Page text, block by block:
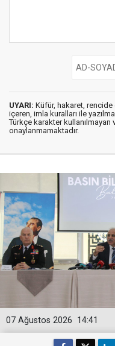
UYARI: Küfür, hakaret, rencide
içeren, imla kuralları ile
Türkçe karakter kullanılmayan
onaylanmamaktadır.
14:41
07 Ağustos 2026